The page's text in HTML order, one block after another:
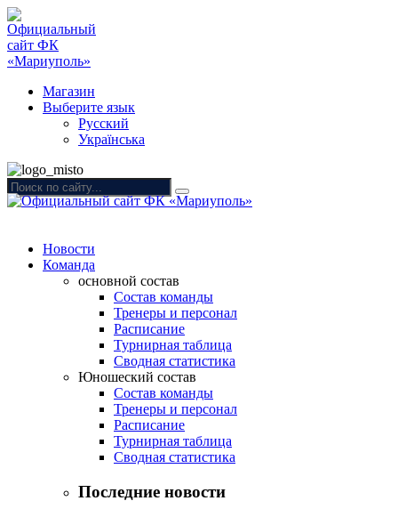
Магазин
Выберите язык
Русский
Українська
Новости
Команда
основной состав
Состав команды
Тренеры и персонал
Расписание
Турнирная таблица
Сводная статистика
Юношеский состав
Состав команды
Тренеры и персонал
Расписание
Турнирная таблица
Сводная статистика
Последние новости